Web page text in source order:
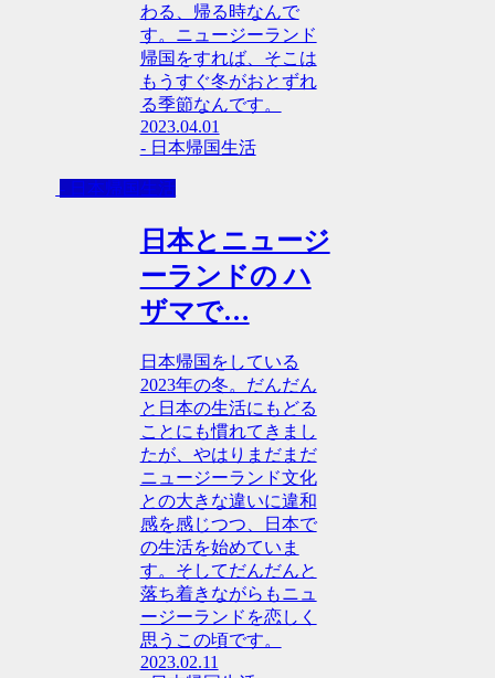
わる、帰る時なんで
す。ニュージーランド
帰国をすれば、そこは
もうすぐ冬がおとずれ
る季節なんです。
2023.04.01
- 日本帰国生活
- 日本帰国生活
日本とニュージ
ーランドの ハ
ザマで…
日本帰国をしている
2023年の冬。だんだん
と日本の生活にもどる
ことにも慣れてきまし
たが、やはりまだまだ
ニュージーランド文化
との大きな違いに違和
感を感じつつ、日本で
の生活を始めていま
す。そしてだんだんと
落ち着きながらもニュ
ージーランドを恋しく
思うこの頃です。
2023.02.11